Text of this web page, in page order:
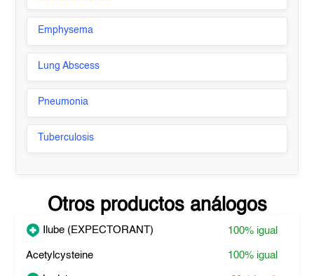
Emphysema
Lung Abscess
Pneumonia
Tuberculosis
Otros productos análogos
Ilube (EXPECTORANT) 100% igual
Acetylcysteine 100% igual